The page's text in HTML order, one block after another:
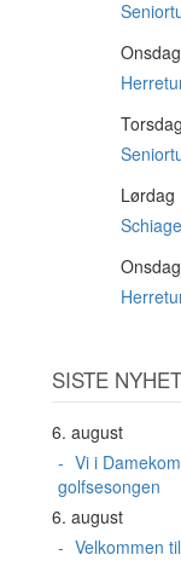
Lørdag
SISTE
6. august
Vi i
golfsesongen
6. august
Velkommen